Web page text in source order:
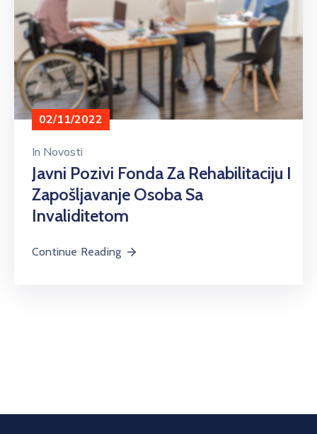
02/11/2022
In Novosti
Javni Pozivi Fonda Za Rehabilitaciju I
Zapošljavanje Osoba Sa
Invaliditetom
Continue Reading